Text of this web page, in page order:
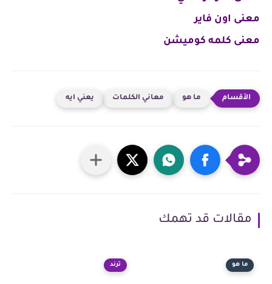
معنى اون فاير
معنى كلمه كوميشن
ما هو معاني الكلمات يعني ايه
مقالات قد تهمك
ما هو ترند